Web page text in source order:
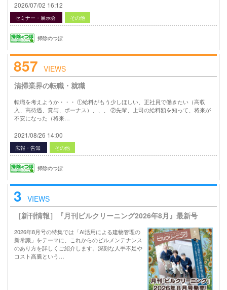
2026/07/02 16:12
セミナー・展示会 その他
掃除のつぼ
857 VIEWS
清掃業界の転職・就職
転職を考えようか・・・ ①給料がもう少しほしい、正社員で働きたい（高収
入、高待遇、賞与、ボーナス）、、、 ②先輩、上司の給料額を知って、将来が
不安になった（将来…
2021/08/26 14:00
広報・告知 その他
掃除のつぼ
3 VIEWS
［新刊情報］『月刊ビルクリーニング2026年8月』最新号
2026年8月号の特集では「AI活用による建物管理の
新常識」をテーマに、これからのビルメンテナンス
のあり方を詳しくご紹介します。深刻な人手不足や
コスト高騰という…